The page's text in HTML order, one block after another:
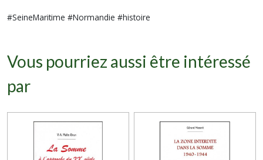
#SeineMaritime #Normandie #histoire
Vous pourriez aussi être intéressé
par